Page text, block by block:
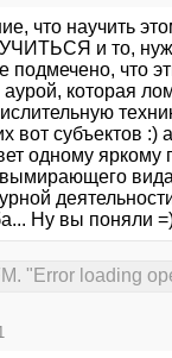
что научить
и то,
что
которая
вот субъектов :)
одному яркому
вымирающего
Ну вы поняли
"Error loading